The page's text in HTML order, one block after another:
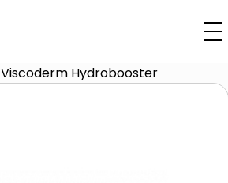
Viscoderm Hydrobooster